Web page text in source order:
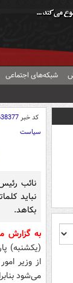
شبکه‌های اجتماعی
کد خبر
سیاست
نائب
نباید
بکاهد.
به گزارش
(یکشنبه)
از وزیر
می‌شود